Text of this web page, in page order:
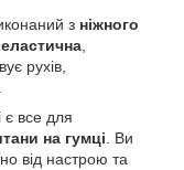
з ніжного
еластична,
рухів,
є все для
на гумці. Ви
від настрою та